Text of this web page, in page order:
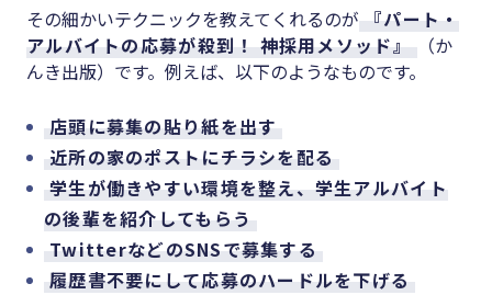
その細かいテクニックを教えてくれるのが 『パート・
アルバイトの応募が殺到！ 神採用メソッド』 （か
んき出版）です。例えば、以下のようなものです。
店頭に募集の貼り紙を出す
近所の家のポストにチラシを配る
学生が働きやすい環境を整え、学生アルバイト
の後輩を紹介してもらう
TwitterなどのSNSで募集する
履歴書不要にして応募のハードルを下げる